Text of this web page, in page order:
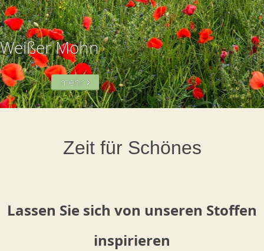
Weißer Mohn
mehr
Zeit für Schönes
Lassen Sie sich von unseren Stoffen
inspirieren